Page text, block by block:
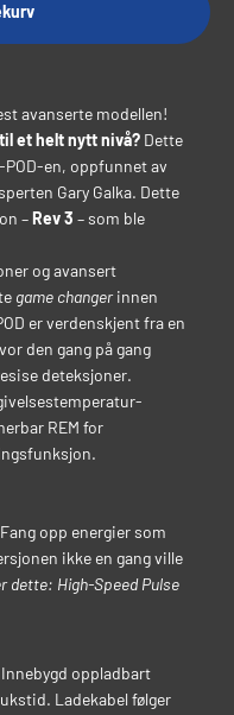
avanserte modellen!
et helt nytt nivå? Dette
en, oppfunnet av
Gary Galka. Dette
–Rev 3 – som ble
og avansert
game changerinnen
er verdenskjent fra en
den gang på gang
deteksjoner.
REM for
Fang opp energier som
ikke en gang ville
dette: High-Speed Pulse
Innebygd oppladbart
Ladekabel følger